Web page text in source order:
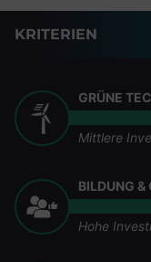
KRITERIEN
GRÜNE
Mittlere
BILDUNG &
Hohe